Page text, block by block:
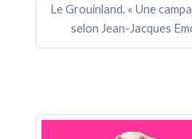
Le Grouinland. « Une
selon Jean-Jacques